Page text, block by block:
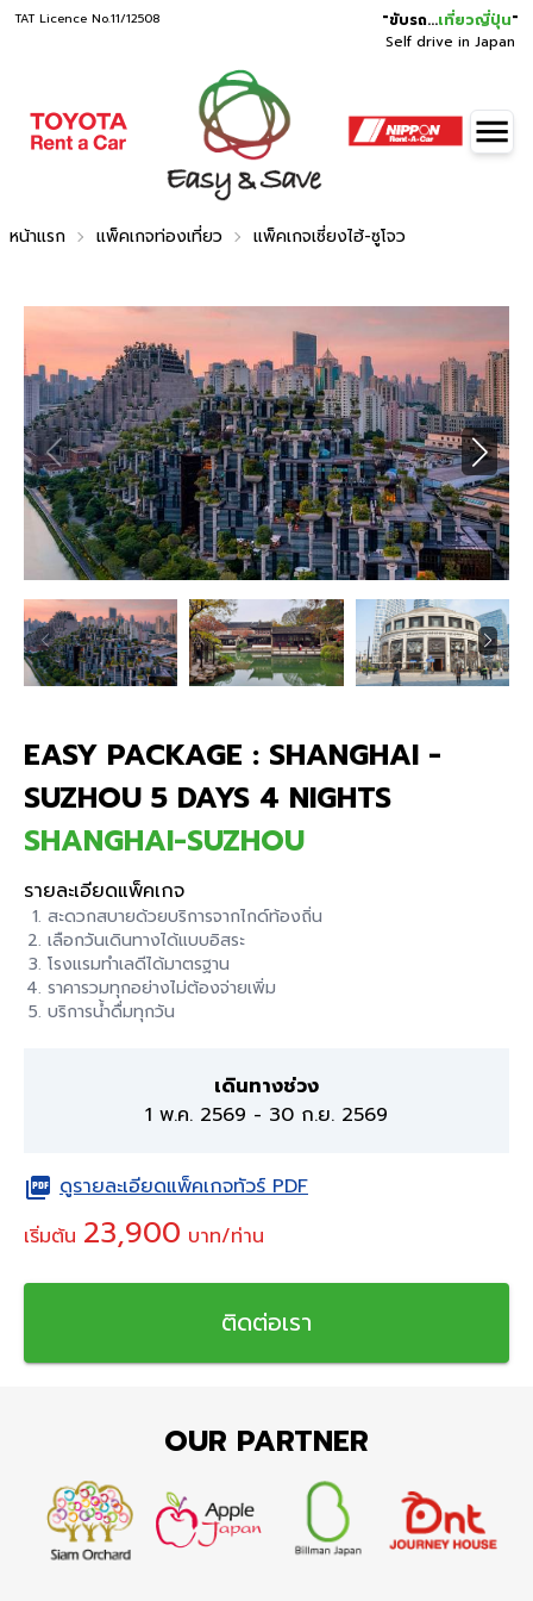
TAT Licence No.11/12508 "ขับรถ...เที่ยวญี่ปุ่น"
Self drive in Japan
หน้าแรก แพ็คเกจท่องเที่ยว แพ็คเกจเซี่ยงไฮ้-ซูโจว
EASY PACKAGE : SHANGHAI -
SUZHOU 5 DAYS 4 NIGHTS
SHANGHAI-SUZHOU
รายละเอียดแพ็คเกจ
สะดวกสบายด้วยบริการจากไกด์ท้องถิ่น
เลือกวันเดินทางได้แบบอิสระ
โรงแรมทำเลดีได้มาตรฐาน
ราคารวมทุกอย่างไม่ต้องจ่ายเพิ่ม
บริการน้ำดื่มทุกวัน
เดินทางช่วง
1 พ.ค. 2569 - 30 ก.ย. 2569
ดูรายละเอียดแพ็คเกจทัวร์ PDF
เริ่มต้น 23,900 บาท/ท่าน
ติดต่อเรา
OUR PARTNER